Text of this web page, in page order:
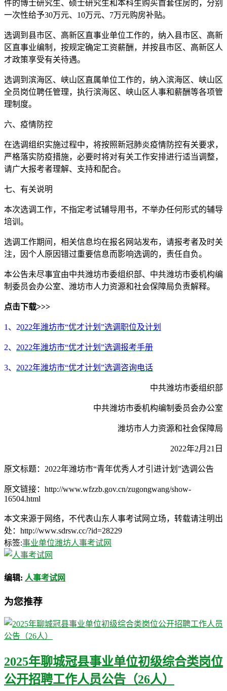
件的博士研究生、硕士研究生和本科生购买首套住房的，分别
一次性给予30万元、10万元、7万元购房补贴。
选调到县市区、高新区直事业单位工作的，纳入县市区、高新
区直事业编制，按规定确定工资薪酬，并按县市区、高新区人
才政策享受有关待遇。
选调到滨海区、峡山区直属单位工作的，纳入滨海区、峡山区
全员岗位聘任管理，执行滨海区、峡山区人事和薪酬等各项管
理制度。
六、疫情防控
在选调组织实施过程中，将按照新冠肺炎疫情防控有关要求，
严格落实防疫措施，必要时将对有关工作安排进行适当调整，
请广大报考者理解、支持和配合。
七、有关说明
本次选调工作，不指定考试辅导用书，不举办任何形式的辅导
培训。
选调工作期间，相关信息均在报名网站发布，请报考者及时关
注，因个人原因错过重要信息而影响选调的，责任自负。
本公告未尽事宜由中共潍坊市委组织部、中共潍坊市委机构编
制委员会办公室、潍坊市人力资源和社会保障局负责解释。
点击下载>>>
1、2022年潍坊市“优才计划”选调职位及计划
2、 2022年潍坊市“优才计划”选调报考手册
3、 2022年潍坊市“优才计划”选调咨询电话
中共潍坊市委组织部
中共潍坊市委机构编制委员会办公室
潍坊市人力资源和社会保障局
2022年2月21日
原文标题：2022年潍坊市“青年优秀人才引进计划”选调公告
原文链接：http://www.wfzzb.gov.cn/zugongwang/show-
16504.html
本文来源于网络，不代表山东人事考试网立场，转载请注明出
处：http://www.sdrsw.cc/?id=28229
标签:事业单位潍坊人事考试网
编辑: 人事考试网
为您推荐
2025年聊城冠县事业单位初级综合类岗位
公开招聘工作人员公告（26人）